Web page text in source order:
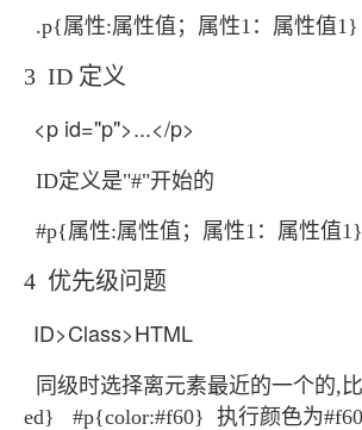
.p{属性:属性值；属性1：属性值1}
3 ID 定义
<p id="p">...</p>
ID定义是"#"开始的
#p{属性:属性值；属性1：属性值1}
4 优先级问题
ID>Class>HTML
同级时选择离元素最近的一个的,
ed} #p{color:#f60} 执行颜色为#f60